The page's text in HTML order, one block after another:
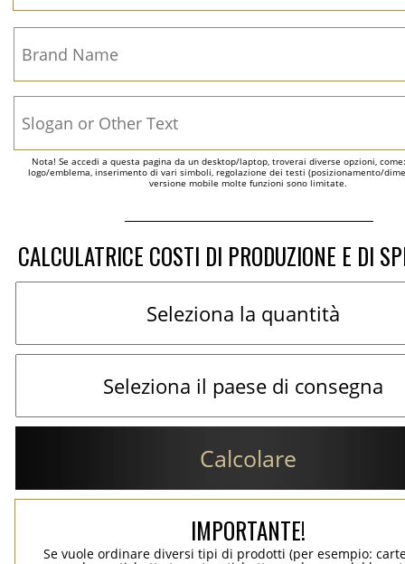
Nota! Se accedi a questa pagina da un desktop/laptop, troverai diverse opzioni,
logo/emblema, inserimento di vari simboli, regolazione dei testi (posizionamento/
versione mobile molte funzioni sono limitate.
CALCULATRICE COSTI DI PRODUZIONE E DI
Calcolare
IMPORTANTE!
Se vuole ordinare diversi tipi di prodotti (per esempio: